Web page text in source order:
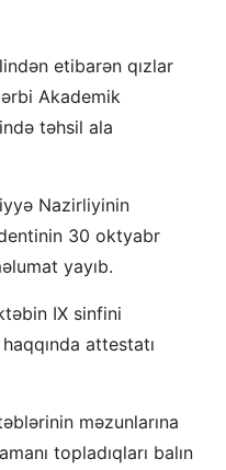
etibarən qızlar
Akademik
təhsil ala
Nazirliyinin
30 oktyabr
yayıb.
IX sinfini
attestatı
məzunlarına
topladıqları balın